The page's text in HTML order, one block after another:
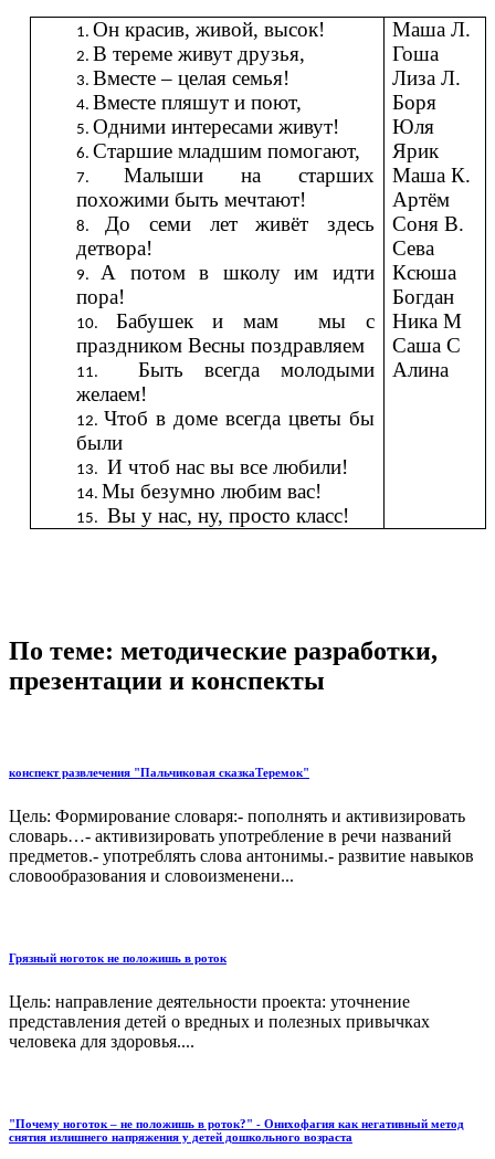
Он красив, живой, высок!
В тереме живут друзья,
Вместе – целая семья!
Вместе пляшут и поют,
Одними интересами живут!
Старшие младшим помогают,
Малыши на старших
похожими быть мечтают!
До семи лет живёт здесь
детвора!
А потом в школу им идти
пора!
Бабушек и мам мы с
праздником Весны поздравляем
Быть всегда молодыми
желаем!
Чтоб в доме всегда цветы бы
были
И чтоб нас вы все любили!
Мы безумно любим вас!
Вы у нас, ну, просто класс!
Маша Л.
Гоша
Лиза Л.
Боря
Юля
Ярик
Маша К.
Артём
Соня В.
Сева
Ксюша
Богдан
Ника М
Саша С
Алина
По теме: методические разработки,
презентации и конспекты
конспект развлечения "Пальчиковая сказкаТеремок"
Цель: Формирование словаря:- пополнять и активизировать
словарь…- активизировать употребление в речи названий
предметов.- употреблять слова антонимы.- развитие навыков
словообразования и словоизменени...
Грязный ноготок не положишь в роток
Цель: направление деятельности проекта: уточнение
представления детей о вредных и полезных привычках
человека для здоровья....
"Почему ноготок – не положишь в роток?" - Онихофагия как негативный метод
снятия излишнего напряжения у детей дошкольного возраста